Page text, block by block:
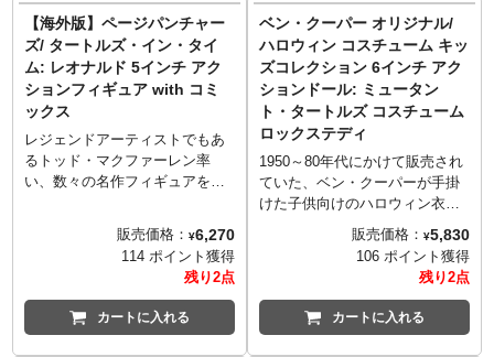
が、メズコのワン12コレクティ
ブからフィギュア化です！ライ
ンナップはもちろん、レオナル
ド、ドナテロ、ラファエロ、ミ
ケランジェロの「タートル
ズ」！今回、それぞれの頭部に
は眼球可動ギミックが搭載さ
れ、劇中のように、文字通り
「表情」豊かな表現も楽しめま
26カ所以上の可動ポイントによ
り、スムーズに、かつアクティ
ブなポージングが可能。ハーネ
スやベルトは軟質素材を使い、
武器などを差し込んで収納され
テロ。5インチサイズのフィギュ
アにはアクセサリーの他に、コ
ミックスも付属。
【海外版】ページパンチャー
ズ/ タートルズ・イン・タイ
ム: レオナルド 5インチ アク
ションフィギュア with コミ
ックス
レジェンドアーティストでもあ
るトッド・マクファーレン率
い、数々の名作フィギュアを生
トイズが、現在もなお愛され続
けているタートルズのアイテム
を「ページパンチャーズ」シリ
ーズとしてリリース。こちら
は、IDW版のコミックス『ター
トルズ・イン・タイム』で別の
販売価格： ¥6,270
114 ポイント獲得
残り2点
カートに入れる
ベン・クーパー オリジナル/
ハロウィン コスチューム キッ
ズコレクション 6インチ アク
ションドール: ミュータン
ト・タートルズ コスチューム
ロックステディ
1950～80年代にかけて販売され
ていた、ベン・クーパーが手掛
けた子供向けのハロウィン衣装
たちをモチーフとしたネカの
「ベン・クーパー コスチューム
キッズコレクション」。今回、
「Collegeville costumes（カッ
レッジビル・コスチューム）」
販売価格： ¥5,830
106 ポイント獲得
残り2点
カートに入れる